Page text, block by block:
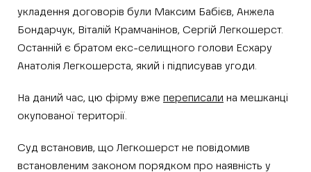
укладення договорів були Максим Бабієв, Анжела
Бондарчук, Віталій Крамчанінов, Сергій Легкошерст.
Останній є братом екс-селищного голови Есхару
Анатолія Легкошерста, який і підписував угоди.
На даний час, цю фірму вже переписали на мешканці
окупованої території.
Суд встановив, що Легкошерст не повідомив
встановленим законом порядком про наявність у